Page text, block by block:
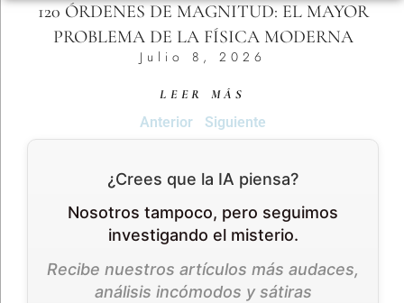
120 ÓRDENES DE MAGNITUD: EL MAYOR
PROBLEMA DE LA FÍSICA MODERNA
Julio 8, 2026
LEER MÁS
Anterior Siguiente
¿Crees que la IA piensa?
Nosotros tampoco, pero seguimos
investigando el misterio.
Recibe nuestros artículos más audaces,
análisis incómodos y sátiras